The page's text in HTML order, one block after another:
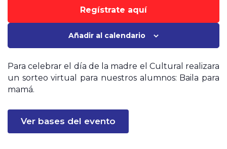
Regístrate aquí
Añadir al calendario
Para celebrar el día de la madre el Cultural realizara
un sorteo virtual para nuestros alumnos: Baila para
mamá.
Ver bases del evento